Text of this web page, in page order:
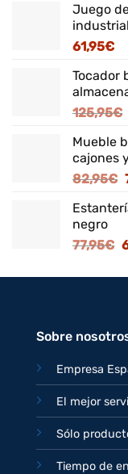
Juego
61,95€
Tocador
125,95€
Mueble
cajones
82,95€
negro
77,95€
Sobre
Empresa
El mejor
Sólo
Tiempo de